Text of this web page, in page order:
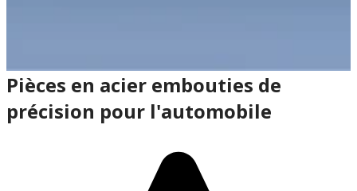
Pièces en acier embouties de
précision pour l'automobile